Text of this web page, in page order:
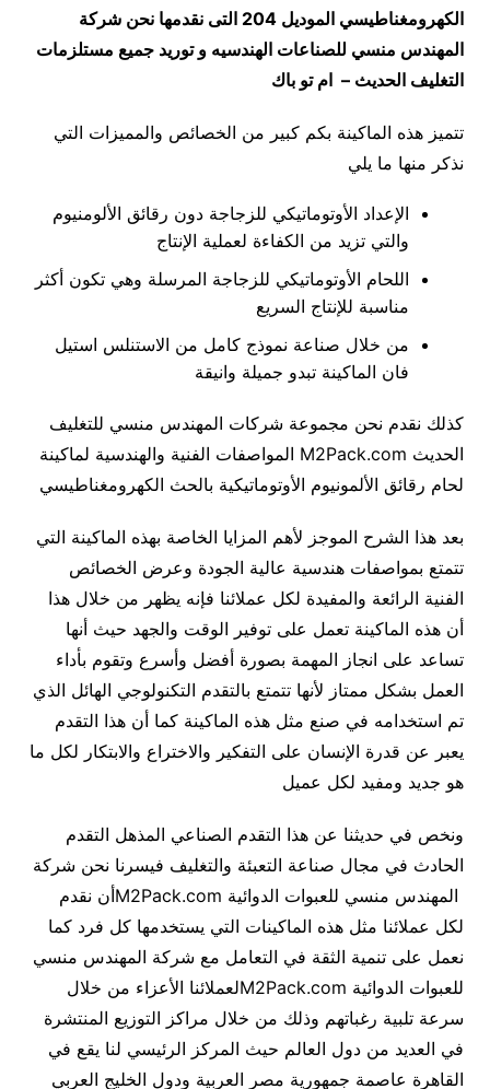
الكهرومغناطيسي الموديل 204 التى نقدمها نحن شركة
المهندس منسي للصناعات الهندسيه و توريد جميع مستلزمات
التغليف الحديث – ام تو باك
تتميز هذه الماكينة بكم كبير من الخصائص والمميزات التي
نذكر منها ما يلي
الإعداد الأوتوماتيكي للزجاجة دون رقائق الألومنيوم
والتي تزيد من الكفاءة لعملية الإنتاج
اللحام الأوتوماتيكي للزجاجة المرسلة وهي تكون أكثر
مناسبة للإنتاج السريع
من خلال صناعة نموذج كامل من الاستنلس استيل
فان الماكينة تبدو جميلة وانيقة
كذلك نقدم نحن مجموعة شركات المهندس منسي للتغليف
الحديث M2Pack.com المواصفات الفنية والهندسية لماكينة
لحام رقائق الألمونيوم الأوتوماتيكية بالحث الكهرومغناطيسي
بعد هذا الشرح الموجز لأهم المزايا الخاصة بهذه الماكينة التي
تتمتع بمواصفات هندسية عالية الجودة وعرض الخصائص
الفنية الرائعة والمفيدة لكل عملائنا فإنه يظهر من خلال هذا
أن هذه الماكينة تعمل على توفير الوقت والجهد حيث أنها
تساعد على انجاز المهمة بصورة أفضل وأسرع وتقوم بأداء
العمل بشكل ممتاز لأنها تتمتع بالتقدم التكنولوجي الهائل الذي
تم استخدامه في صنع مثل هذه الماكينة كما أن هذا التقدم
يعبر عن قدرة الإنسان على التفكير والاختراع والابتكار لكل ما
هو جديد ومفيد لكل عميل
ونخص في حديثنا عن هذا التقدم الصناعي المذهل التقدم
الحادث في مجال صناعة التعبئة والتغليف فيسرنا نحن شركة
المهندس منسي للعبوات الدوائية M2Pack.comأن نقدم
لكل عملائنا مثل هذه الماكينات التي يستخدمها كل فرد كما
نعمل على تنمية الثقة في التعامل مع شركة المهندس منسي
للعبوات الدوائية M2Pack.comلعملائنا الأعزاء من خلال
سرعة تلبية رغباتهم وذلك من خلال مراكز التوزيع المنتشرة
في العديد من دول العالم حيث المركز الرئيسي لنا يقع في
القاهرة عاصمة جمهورية مصر العربية ودول الخليج العربي